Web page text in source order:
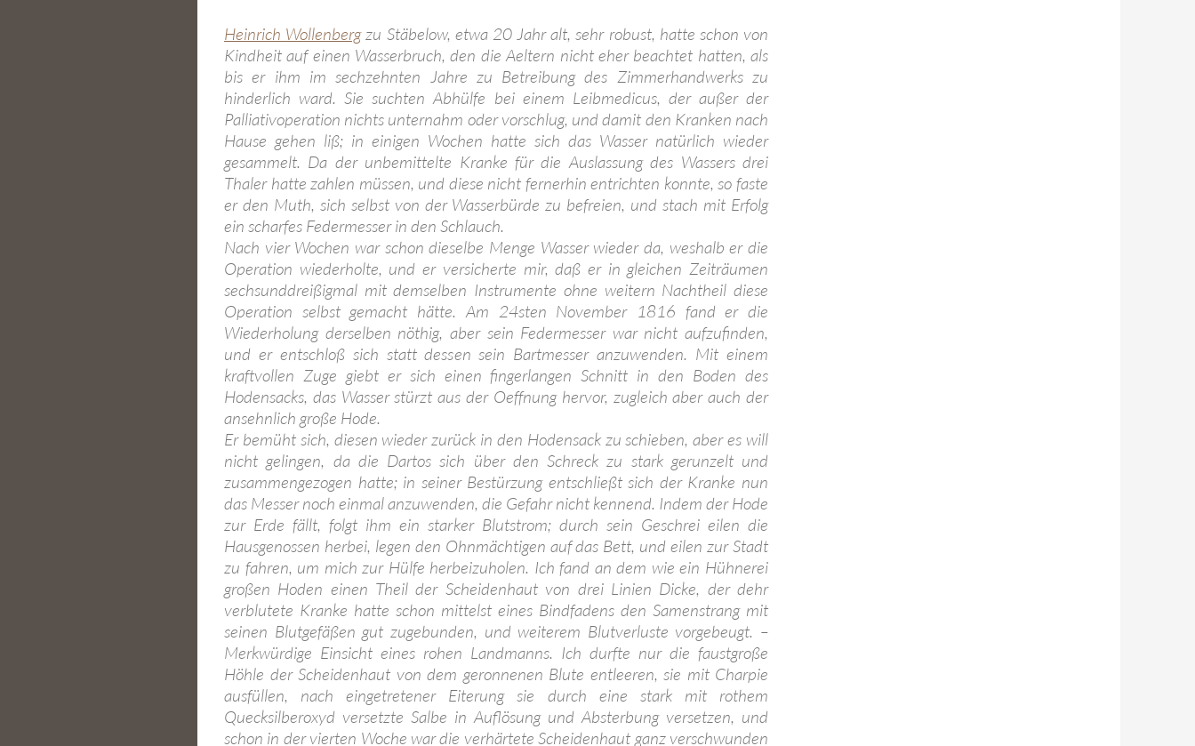
Heinrich Wollenbergzu Stäbelow, etwa 20 Jahr alt, sehr robust, hatte schon von
Kindheit auf einen Wasserbruch, den die Aeltern nicht eher beachtet hatten, als
bis er ihm im sechzehnten Jahre zu Betreibung des Zimmerhandwerks zu
hinderlich ward. Sie suchten Abhülfe bei einem Leibmedicus, der außer der
Palliativoperation nichts unternahm oder vorschlug, und damit den Kranken nach
Hause gehen liß; in einigen Wochen hatte sich das Wasser natürlich wieder
gesammelt. Da der unbemittelte Kranke für die Auslassung des Wassers drei
Thaler hatte zahlen müssen, und diese nicht fernerhin entrichten konnte, so faste
er den Muth, sich selbst von der Wasserbürde zu befreien, und stach mit Erfolg
ein scharfes Federmesser in den Schlauch.
Nach vier Wochen war schon dieselbe Menge Wasser wieder da, weshalb er die
Operation wiederholte, und er versicherte mir, daß er in gleichen Zeiträumen
sechsunddreißigmal mit demselben Instrumente ohne weitern Nachtheil diese
Operation selbst gemacht hätte. Am 24sten November 1816 fand er die
Wiederholung derselben nöthig, aber sein Federmesser war nicht aufzufinden,
und er entschloß sich statt dessen sein Bartmesser anzuwenden. Mit einem
kraftvollen Zuge giebt er sich einen fingerlangen Schnitt in den Boden des
Hodensacks, das Wasser stürzt aus der Oeffnung hervor, zugleich aber auch der
ansehnlich große Hode.
Er bemüht sich, diesen wieder zurück in den Hodensack zu schieben, aber es will
nicht gelingen, da die Dartos sich über den Schreck zu stark gerunzelt und
zusammengezogen hatte; in seiner Bestürzung entschließt sich der Kranke nun
das Messer noch einmal anzuwenden, die Gefahr nicht kennend. Indem der Hode
zur Erde fällt, folgt ihm ein starker Blutstrom; durch sein Geschrei eilen die
Hausgenossen herbei, legen den Ohnmächtigen auf das Bett, und eilen zur Stadt
zu fahren, um mich zur Hülfe herbeizuholen. Ich fand an dem wie ein Hühnerei
großen Hoden einen Theil der Scheidenhaut von drei Linien Dicke, der dehr
verblutete Kranke hatte schon mittelst eines Bindfadens den Samenstrang mit
seinen Blutgefäßen gut zugebunden, und weiterem Blutverluste vorgebeugt. –
Merkwürdige Einsicht eines rohen Landmanns. Ich durfte nur die faustgroße
Höhle der Scheidenhaut von dem geronnenen Blute entleeren, sie mit Charpie
ausfüllen, nach eingetretener Eiterung sie durch eine stark mit rothem
Quecksilberoxyd versetzte Salbe in Auflösung und Absterbung versetzen, und
schon in der vierten Woche war die verhärtete Scheidenhaut ganz verschwunden